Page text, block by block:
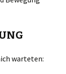
warteten: